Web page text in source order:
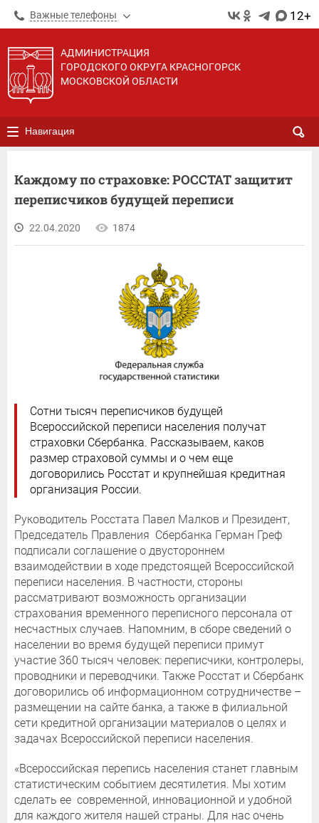
Важные телефоны 12+
АДМИНИСТРАЦИЯ
ГОРОДСКОГО ОКРУГА КРАСНОГОРСК
МОСКОВСКОЙ ОБЛАСТИ
Навигация
Каждому по страховке: РОССТАТ защитит
переписчиков будущей переписи
22.04.2020 1874
Сотни тысяч переписчиков будущей
Всероссийской переписи населения получат
страховки Сбербанка. Рассказываем, каков
размер страховой суммы и о чем еще
договорились Росстат и крупнейшая кредитная
организация России.
Руководитель Росстата Павел Малков и Президент,
Председатель Правления Сбербанка Герман Греф
подписали соглашение о двустороннем
взаимодействии в ходе предстоящей Всероссийской
переписи населения. В частности, стороны
рассматривают возможность организации
страхования временного переписного персонала от
несчастных случаев. Напомним, в сборе сведений о
населении во время будущей переписи примут
участие 360 тысяч человек: переписчики, контролеры,
проводники и переводчики. Также Росстат и Сбербанк
договорились об информационном сотрудничестве –
размещении на сайте банка, а также в филиальной
сети кредитной организации материалов о целях и
задачах Всероссийской переписи населения.
«Всероссийская перепись населения станет главным
статистическим событием десятилетия. Мы хотим
сделать ее современной, инновационной и удобной
для каждого жителя нашей страны. Для нас очень